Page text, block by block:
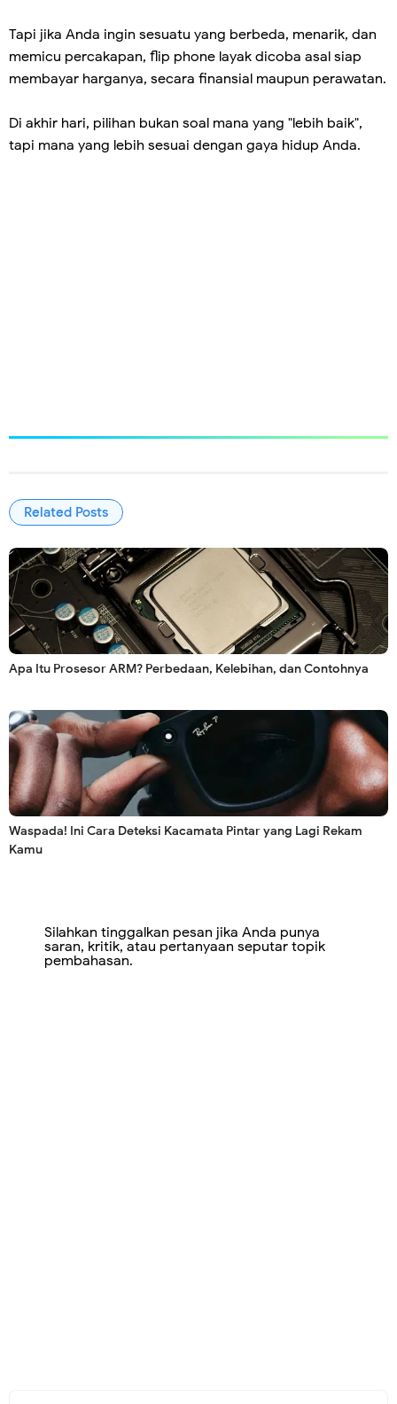
Tapi jika Anda ingin sesuatu yang berbeda, menarik, dan
memicu percakapan, flip phone layak dicoba asal siap
membayar harganya, secara finansial maupun perawatan.
Di akhir hari, pilihan bukan soal mana yang "lebih baik",
tapi mana yang lebih sesuai dengan gaya hidup Anda.
Related Posts
Apa Itu Prosesor ARM? Perbedaan, Kelebihan, dan Contohnya
Waspada! Ini Cara Deteksi Kacamata Pintar yang Lagi Rekam
Kamu
Silahkan tinggalkan pesan jika Anda punya
saran, kritik, atau pertanyaan seputar topik
pembahasan.